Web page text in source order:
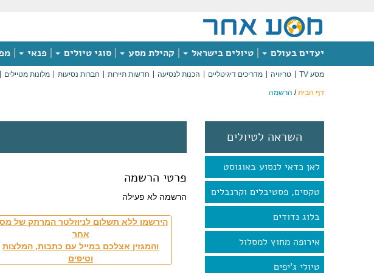
יעדים בעולם טיולים בישראל קהילת מסע סוגי טיולים פנאי
מסע TV טריוויה מדריכים דיגיטליים הכנות לנסיעה חדשות תיירות חברות נסיעות מלונות מטיילים
דף הבית/ הרשמה
השראה לטיולים
לאן כדאי לנסוע באוגוסט
טקסים, פסטיבלים וקרנבלים
בלוג נדודים
אירופה מחוץ למסלול
טיולי ג'יפים
פרטי הרשמה
הרשמה לא פעילה
הירשמו ללא תשלום לניוזלטר המרתק של
אחר
והמגזין אצלכם במייל עם כתבות, המלצות
וטיפים